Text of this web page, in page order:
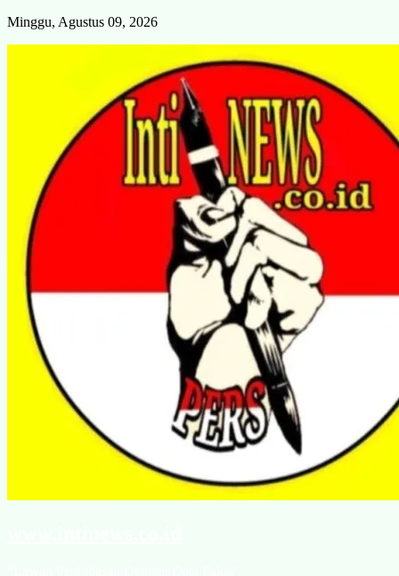
Skip
Minggu, Agustus 09, 2026